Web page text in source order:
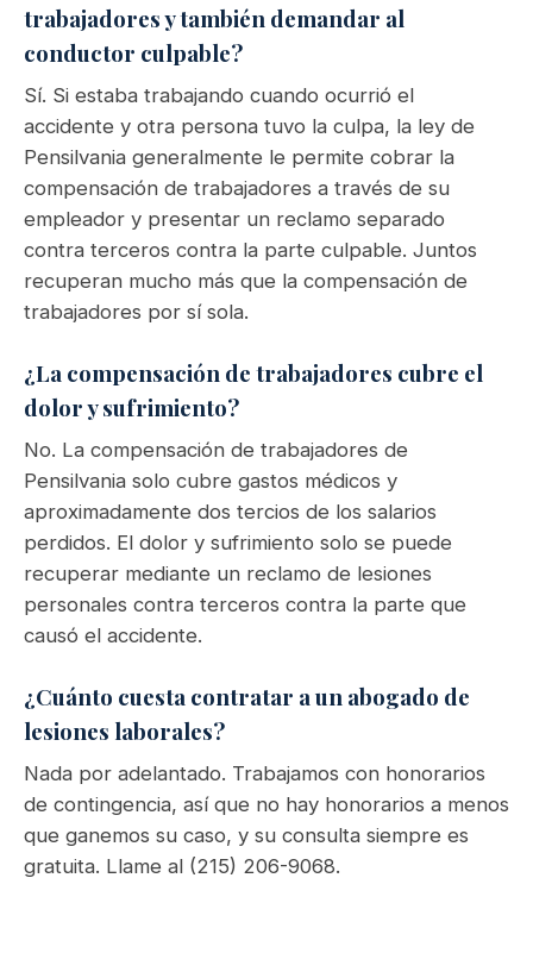
trabajadores y también demandar al
conductor culpable?
Sí. Si estaba trabajando cuando ocurrió el
accidente y otra persona tuvo la culpa, la ley de
Pensilvania generalmente le permite cobrar la
compensación de trabajadores a través de su
empleador y presentar un reclamo separado
contra terceros contra la parte culpable. Juntos
recuperan mucho más que la compensación de
trabajadores por sí sola.
¿La compensación de trabajadores cubre el
dolor y sufrimiento?
No. La compensación de trabajadores de
Pensilvania solo cubre gastos médicos y
aproximadamente dos tercios de los salarios
perdidos. El dolor y sufrimiento solo se puede
recuperar mediante un reclamo de lesiones
personales contra terceros contra la parte que
causó el accidente.
¿Cuánto cuesta contratar a un abogado de
lesiones laborales?
Nada por adelantado. Trabajamos con honorarios
de contingencia, así que no hay honorarios a menos
que ganemos su caso, y su consulta siempre es
gratuita. Llame al (215) 206-9068.